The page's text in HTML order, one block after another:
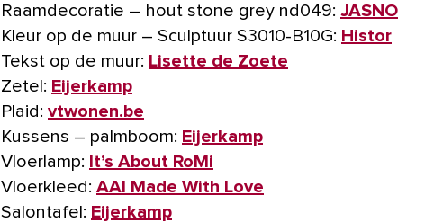
Raamdecoratie – hout stone grey nd049: JASNO
Kleur op de muur – Sculptuur S3010-B10G: Histor
Tekst op de muur: Lisette de Zoete
Zetel: Eijerkamp
Plaid: vtwonen.be
Kussens – palmboom: Eijerkamp
Vloerlamp: It’s About RoMi
Vloerkleed: AAI Made With Love
Salontafel: Eijerkamp